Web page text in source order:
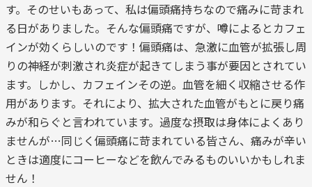
す。そのせいもあって、私は偏頭痛持ちなので痛みに苛まれ
る日がありました。そんな偏頭痛ですが、噂によるとカフェ
インが効くらしいのです！偏頭痛は、急激に血管が拡張し周
りの神経が刺激され炎症が起きてしまう事が要因とされてい
ます。しかし、カフェインその逆。血管を細く収縮させる作
用があります。それにより、拡大された血管がもとに戻り痛
みが和らぐと言われています。過度な摂取は身体によくあり
ませんが…同じく偏頭痛に苛まれている皆さん、痛みが辛い
ときは適度にコーヒーなどを飲んでみるものいいかもしれま
せん！